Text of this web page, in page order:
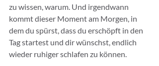
zu wissen, warum. Und irgendwann
kommt dieser Moment am Morgen, in
dem du spürst, dass du erschöpft in den
Tag startest und dir wünschst, endlich
wieder ruhiger schlafen zu können.